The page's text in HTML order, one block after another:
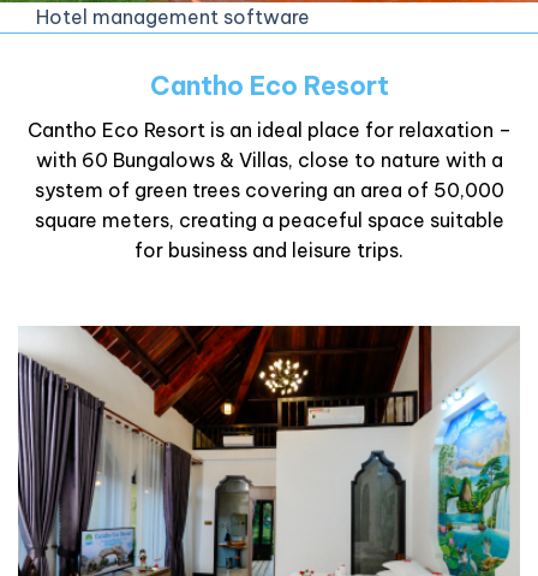
Hotel management software
Cantho Eco Resort
Cantho Eco Resort is an ideal place for relaxation –
with 60 Bungalows & Villas, close to nature with a
system of green trees covering an area of ​​50,000
square meters, creating a peaceful space suitable
for business and leisure trips.